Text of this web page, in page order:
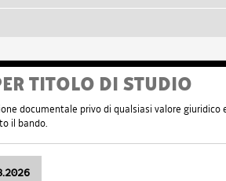
TITOLO DI STUDIO
documentale privo di qualsiasi valore giuridico
il bando.